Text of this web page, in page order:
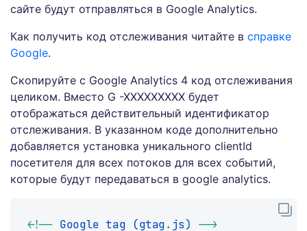
сайте будут отправляться в Google Analytics.
Как получить код отслеживания читайте в справке
Google.
Скопируйте с Google Analytics 4 код отслеживания
целиком. Вместо G -XXXXXXXXX будет
отображаться действительный идентификатор
отслеживания. В указанном коде дополнительно
добавляется установка уникального clientId
посетителя для всех потоков для всех событий,
которые будут передаваться в google analytics.
<!-- Google tag (gtag . js) -->